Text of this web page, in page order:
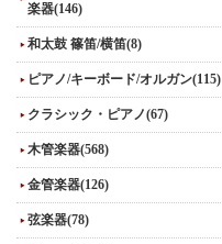
楽器(146)
和太鼓 篠笛/横笛(8)
ピアノ/キーボード/オルガン(115)
クラシック・ピアノ(67)
木管楽器(568)
金管楽器(126)
弦楽器(78)